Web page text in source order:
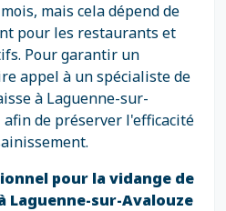
mais cela dépend de
pour les restaurants et
Pour garantir un
appel à un spécialiste de
à Laguenne-sur-
de préserver l'efficacité
pour la vidange de
Laguenne-sur-Avalouze